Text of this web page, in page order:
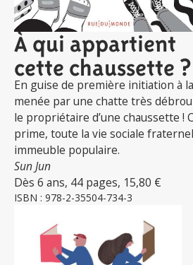
À qui appartient
cette chaussette ?
En guise de première initiation à
menée par une chatte très
le propriétaire d’une chaussette !
prime, toute la vie sociale
immeuble populaire.
Sun Jun
Dès 6 ans, 44 pages, 15,80 €
ISBN : 978-2-35504-734-3